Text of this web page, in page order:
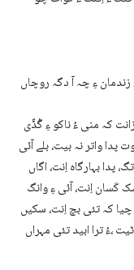
زندمان ءِ چہ آ دگہ روچاں
کہ منی ءُ ناکو ءِ گُڈّی
پدا واتر نہ بیت، بلے آئی
پدا بہارگاہ اِنت، اگاں
کَسان اِنت، آئی ءِ وانگ
چیا کہ تئی بچ اِنت، سکیں
،ءُ ترا ابید تئی مہراں